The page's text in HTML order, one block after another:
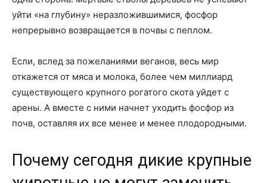
уйти «на глубину» неразложившимися, фосфор
непрерывно возвращается в почвы с пеплом.
Если, вслед за пожеланиями веганов, весь мир
откажется от мяса и молока, более чем миллиард
существующего крупного рогатого скота уйдет с
арены. А вместе с ними начнет уходить фосфор из
почв, оставляя их все менее и менее плодородными.
Почему сегодня дикие крупные